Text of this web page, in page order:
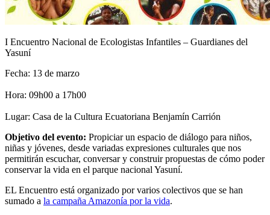
I Encuentro Nacional de Ecologistas Infantiles – Guardianes del
Yasuní
Fecha: 13 de marzo
Hora: 09h00 a 17h00
Lugar: Casa de la Cultura Ecuatoriana Benjamín Carrión
Objetivo del evento: Propiciar un espacio de diálogo para niños,
niñas y jóvenes, desde variadas expresiones culturales que nos
permitirán escuchar, conversar y construir propuestas de cómo poder
conservar la vida en el parque nacional Yasuní.
EL Encuentro está organizado por varios colectivos que se han
sumado a la campaña Amazonía por la vida.